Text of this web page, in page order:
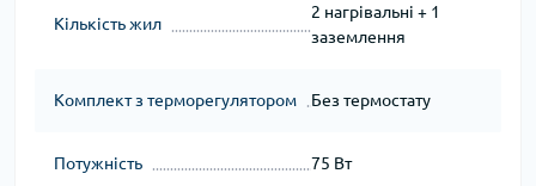
Кількість жил
2 нагрівальні + 1
заземлення
Комплект з терморегулятором Без термостату
Потужність 75 Вт